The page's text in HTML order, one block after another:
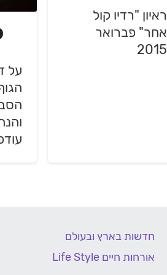
ראיון "רדיו קול
אחר" פברואר
2015
על
חדשות בארץ ובעולם
אורחות חיים Life Style